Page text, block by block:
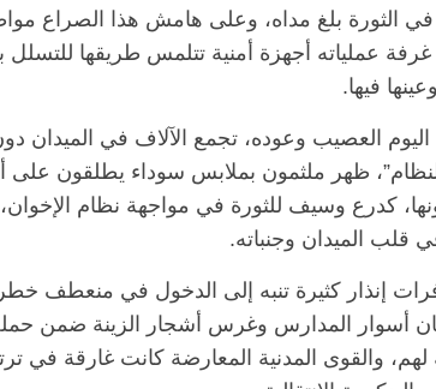
في الثورة بلغ مداه، وعلى هامش هذا الصراع
عملياته أجهزة أمنية تتلمس طريقها
فيها.
العصيب وعوده، تجمع الآلاف في الميدان
ظهر ملثمون بملابس سوداء يطلقون على
قلب الميدان وجنباته.
إنذار كثيرة تنبه إلى الدخول في منعطف خطر
أسوار المدارس وغرس أشجار الزينة ضمن
لهم، والقوى المدنية المعارضة كانت غارقة